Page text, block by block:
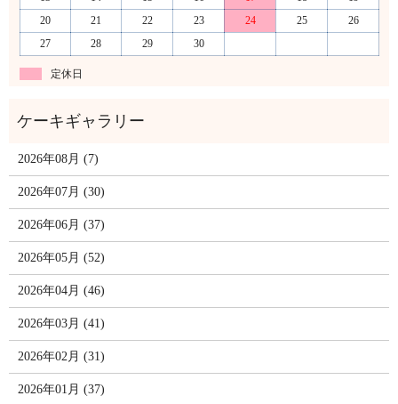
20
21 22 23 24 25
26
27
28 29 30
定休日
2026年08月 (7)
2026年07月 (30)
2026年06月 (37)
2026年05月 (52)
2026年04月 (46)
2026年03月 (41)
2026年02月 (31)
2026年01月 (37)